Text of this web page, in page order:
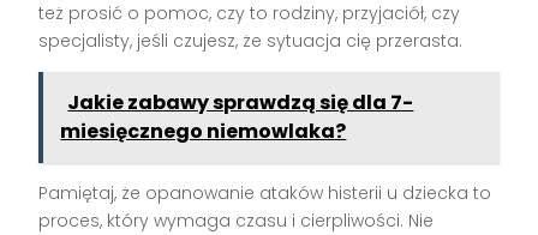
też prosić o pomoc, czy to rodziny, przyjaciół, czy
specjalisty, jeśli czujesz, że sytuacja cię przerasta.
Jakie zabawy sprawdzą się dla 7-
miesięcznego niemowlaka?
Pamiętaj, że opanowanie ataków histerii u dziecka to
proces, który wymaga czasu i cierpliwości. Nie